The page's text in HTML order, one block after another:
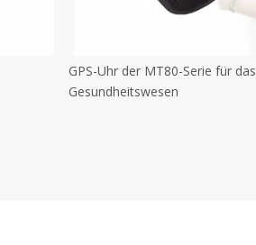
GPS-Uhr der MT80-Serie für das
Gesundheitswesen